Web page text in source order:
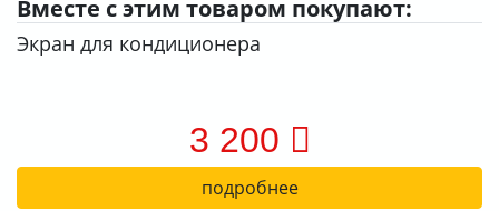
Вместе с этим товаром покупают:
Экран для кондиционера
3 200
подробнее